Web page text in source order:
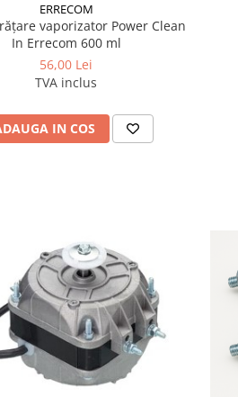
ERRECOM
vaporizator Power Clean
In Errecom 600 ml
56,00 Lei
TVA inclus
IN COS